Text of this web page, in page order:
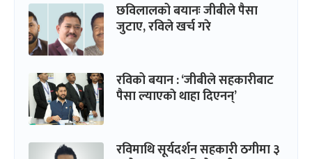
छविलालको बयानः जीबीले पैसा
जुटाए, रविले खर्च गरे
रविको बयान : ‘जीबीले सहकारीबाट
पैसा ल्याएकाे थाहा दिएनन्’
रविमाथि सूर्यदर्शन सहकारी ठगीमा ३